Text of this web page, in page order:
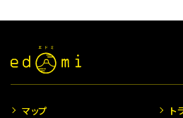
マップ
ト